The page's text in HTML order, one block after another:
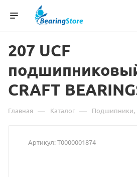
207 UCF
о
товаре
207
CRAFT
Главная — Каталог — Подшипники,
Артикул:Т0000001874